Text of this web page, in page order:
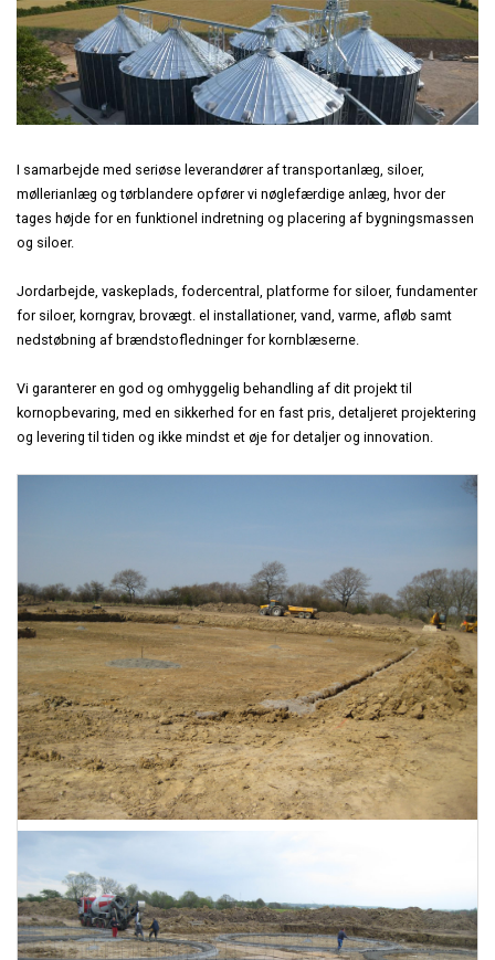
KATALOGER
MONTAGEVEJLEDNINGER
TØRFODER
KOMPONENTER
KONTAKT
Staldbyggeri
Drægtighedsstald - Gårdejer Jesper Hansen
Nybyggeri
Stald til økologiske slagtesvin
Præfabrikat
Staldinventar
Fodringsanlæg
Præfabrikeret
Staldrenovering
Tilbehør
Erhvervsbyggeri
Erhvervsbyggeri
Kontor og lager - HPC VVS i Næstved
Kontor og lager - AGA A/S i Fredericia
Combino Eventcars
Afsluttet byggeri i Aalborg
I samarbejde med seriøse leverandører af transportanlæg, siloer,
møllerianlæg og tørblandere opfører vi nøglefærdige anlæg, hvor der
tages højde for en funktionel indretning og placering af bygningsmassen
og siloer.
Jordarbejde, vaskeplads, fodercentral, platforme for siloer, fundamenter
for siloer, korngrav, brovægt. el installationer, vand, varme, afløb samt
nedstøbning af brændstofledninger for kornblæserne.
Vi garanterer en god og omhyggelig behandling af dit projekt til
kornopbevaring, med en sikkerhed for en fast pris, detaljeret projektering
og levering til tiden og ikke mindst et øje for detaljer og innovation.